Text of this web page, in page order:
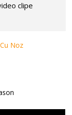
clipe
Noz